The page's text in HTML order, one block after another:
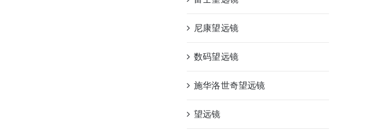
尼康望远镜
数码望远镜
施华洛世奇望远镜
望远镜